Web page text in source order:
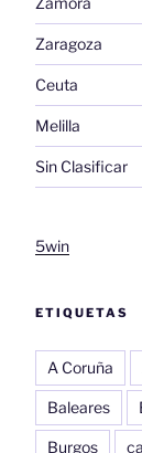
Zaragoza
Ceuta
Melilla
Sin Clasificar
5win
ETIQUETAS
A Coruña
Baleares
Burgos